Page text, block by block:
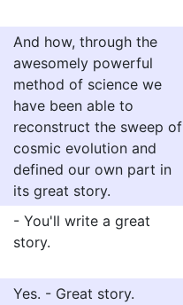
And how, through the
awesomely powerful
method of science we
have been able to
reconstruct the sweep of
cosmic evolution and
defined our own part in
its great story.
- You'll write a great
story.
Yes. - Great story.